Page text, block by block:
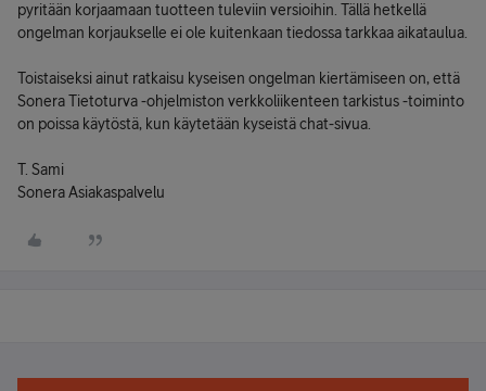
pyritään korjaamaan tuotteen tuleviin versioihin. Tällä hetkellä
ongelman korjaukselle ei ole kuitenkaan tiedossa tarkkaa aikataulua.
Toistaiseksi ainut ratkaisu kyseisen ongelman kiertämiseen on, että
Sonera Tietoturva -ohjelmiston verkkoliikenteen tarkistus -toiminto
on poissa käytöstä, kun käytetään kyseistä chat-sivua.
T. Sami
Sonera Asiakaspalvelu